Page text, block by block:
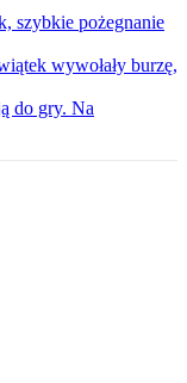
szybkie pożegnanie
wywołały burzę,
do gry. Na